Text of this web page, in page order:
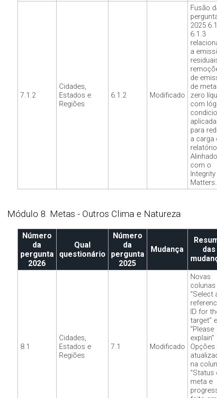
7.1.2
Cidades,
Estados e
Regiões
6.1.2 Modificado
Fusão
2025
6.1.3
a
de
de
zero
com
aplicada
para
a carga
Alinhado
com o
Integrity
Matters.
Módulo 8. Metas - Outros Clima e Natureza
Número
da
pergunta
2026
Qual
questionário
Número
da
pergunta
2025
Mudança
das
8.1
Cidades,
Estados e
Regiões
7.1 Modificado
Novas
colunas
"Select
ID for
target" e
"Please
explain"
Opções
na
"Status
meta e